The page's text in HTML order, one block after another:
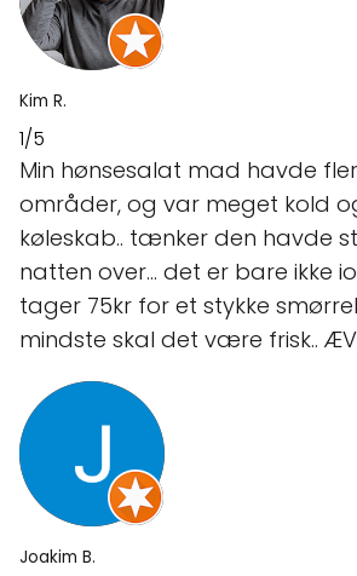
Kim R.
1/5
Min hønsesalat mad havde
områder, og var meget kold
køleskab.. tænker den havde
natten over… det er bare ikke
tager 75kr for et stykke
mindste skal det være frisk..
Joakim B.